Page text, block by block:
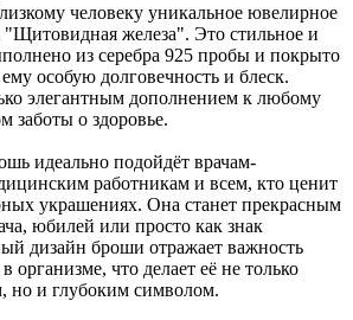
человеку уникальное ювелирное
железа". Это стильное и
из серебра 925 пробы и покрыто
особую долговечность и блеск.
элегантным дополнением к любому
заботы о здоровье.
идеально подойдёт врачам-
работникам и всем, кто ценит
украшениях. Она станет прекрасным
юбилей или просто как знак
дизайн броши отражает важность
что делает её не только
но и глубоким символом.